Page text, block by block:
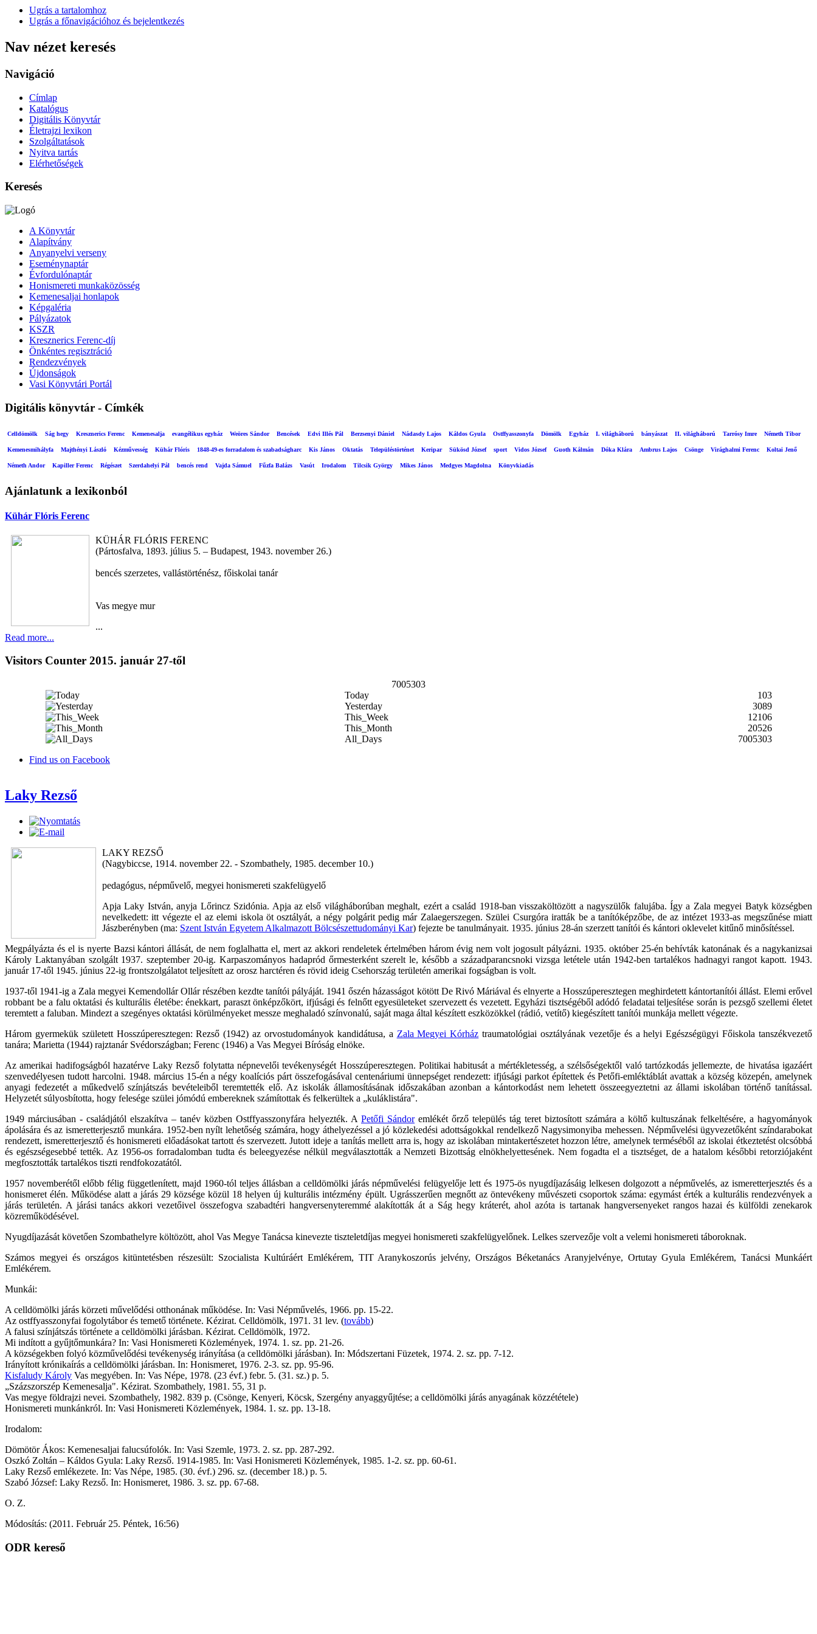
Ugrás a tartalomhoz
Ugrás a főnavigációhoz és bejelentkezés
Nav nézet keresés
Navigáció
Címlap
Katalógus
Digitális Könyvtár
Életrajzi lexikon
Szolgáltatások
Nyitva tartás
Elérhetőségek
Keresés
A Könyvtár
Alapítvány
Anyanyelvi verseny
Eseménynaptár
Évfordulónaptár
Honismereti munkaközösség
Kemenesaljai honlapok
Képgaléria
Pályázatok
KSZR
Kresznerics Ferenc-díj
Önkéntes regisztráció
Rendezvények
Újdonságok
Vasi Könyvtári Portál
Digitális könyvtár - Címkék
Celldömölk Ság hegy Kresznerics Ferenc Kemenesalja evangélikus egyház Weöres Sándor Bencések Edvi Illés Pál Berzsenyi Dániel Nádasdy Lajos Káldos Gyula Ostffyasszonyfa Dömölk Egyház I. világháború bányászat II. világháború Tarrósy Imre Németh Tibor
Kemenesmihályfa Majthényi László Kézművesség Kühár Flóris 1848-49-es forradalom és szabadságharc Kis János Oktatás Településtörténet Keripar Sükösd József sport Vidos József Guoth Kálmán Dóka Klára Ambrus Lajos Csönge Virághalmi Ferenc Koltai Jenő
Németh Andor Kapiller Ferenc Régészet Szerdahelyi Pál bencés rend Vajda Sámuel Fűzfa Balázs Vasút Irodalom Tilcsik György Mikes János Medgyes Magdolna Könyvkiadás
Ajánlatunk a lexikonból
Kühár Flóris Ferenc
KÜHÁR FLÓRIS FERENC
(Pártosfalva, 1893. július 5. – Budapest, 1943. november 26.)
bencés szerzetes, vallástörténész, főiskolai tanár
Vas megye mur
...
Read more...
Visitors Counter 2015. január 27-től
7005303
Today
103
Yesterday
3089
This_Week
12106
This_Month
20526
All_Days
7005303
Find us on Facebook
Laky Rezső
LAKY REZSŐ
(Nagybiccse, 1914. november 22. - Szombathely, 1985. december 10.)
pedagógus, népművelő, megyei honismereti szakfelügyelő
Apja Laky István, anyja Lőrincz Szidónia. Apja az első világháborúban meghalt, ezért a család 1918-ban visszaköltözött a nagyszülők falujába. Így a Zala megyei Batyk községben
nevelkedett: itt végezte el az elemi iskola öt osztályát, a négy polgárit pedig már Zalaegerszegen. Szülei Csurgóra iratták be a tanítóképzőbe, de az intézet 1933-as megszűnése miatt
Jászberényben (ma: Szent István Egyetem Alkalmazott Bölcsészettudományi Kar) fejezte be tanulmányait. 1935. június 28-án szerzett tanítói és kántori oklevelet kitűnő minősítéssel.
Megpályázta és el is nyerte Bazsi kántori állását, de nem foglalhatta el, mert az akkori rendeletek értelmében három évig nem volt jogosult pályázni. 1935. október 25-én behívták katonának és a nagykanizsai
Károly Laktanyában szolgált 1937. szeptember 20-ig. Karpaszományos hadapród őrmesterként szerelt le, később a századparancsnoki vizsga letétele után 1942-ben tartalékos hadnagyi rangot kapott. 1943.
január 17-től 1945. június 22-ig frontszolgálatot teljesített az orosz harctéren és rövid ideig Csehország területén amerikai fogságban is volt.
1937-től 1941-ig a Zala megyei Kemendollár Ollár részében kezdte tanítói pályáját. 1941 őszén házasságot kötött De Rivó Máriával és elnyerte a Hosszúperesztegen meghirdetett kántortanítói állást. Elemi erővel
robbant be a falu oktatási és kulturális életébe: énekkart, paraszt önképzőkört, ifjúsági és felnőtt egyesületeket szervezett és vezetett. Egyházi tisztségéből adódó feladatai teljesítése során is pezsgő szellemi életet
teremtett a faluban. Mindezt a szegényes oktatási körülményeket messze meghaladó színvonalú, saját maga által készített eszközökkel (rádió, vetítő) kiegészített tanítói munkája mellett végezte.
Három gyermekük született Hosszúperesztegen: Rezső (1942) az orvostudományok kandidátusa, a Zala Megyei Kórház traumatológiai osztályának vezetője és a helyi Egészségügyi Főiskola tanszékvezető
tanára; Marietta (1944) rajztanár Svédországban; Ferenc (1946) a Vas Megyei Bíróság elnöke.
Az amerikai hadifogságból hazatérve Laky Rezső folytatta népnevelői tevékenységét Hosszúperesztegen. Politikai habitusát a mértékletesség, a szélsőségektől való tartózkodás jellemezte, de hivatása igazáért
szenvedélyesen tudott harcolni. 1948. március 15-én a négy koalíciós párt összefogásával centenáriumi ünnepséget rendezett: ifjúsági parkot építettek és Petőfi-emléktáblát avattak a község közepén, amelynek
anyagi fedezetét a műkedvelő színjátszás bevételeiből teremtették elő. Az iskolák államosításának időszakában azonban a kántorkodást nem lehetett összeegyeztetni az állami iskolában történő tanítással.
Helyzetét súlyosbította, hogy felesége szülei jómódú embereknek számítottak és felkerültek a „kuláklistára".
1949 márciusában - családjától elszakítva – tanév közben Ostffyasszonyfára helyezték. A Petőfi Sándoremlékét őrző település tág teret biztosított számára a költő kultuszának felkeltésére, a hagyományok
ápolására és az ismeretterjesztő munkára. 1952-ben nyílt lehetőség számára, hogy áthelyezéssel a jó közlekedési adottságokkal rendelkező Nagysimonyiba mehessen. Népművelési ügyvezetőként színdarabokat
rendezett, ismeretterjesztő és honismereti előadásokat tartott és szervezett. Jutott ideje a tanítás mellett arra is, hogy az iskolában mintakertészetet hozzon létre, amelynek terméséből az iskolai étkeztetést olcsóbbá
és egészségesebbé tették. Az 1956-os forradalomban tudta és beleegyezése nélkül megválasztották a Nemzeti Bizottság elnökhelyettesének. Nem fogadta el a tisztséget, de a hatalom későbbi retorziójaként
megfosztották tartalékos tiszti rendfokozatától.
1957 novemberétől előbb félig függetlenített, majd 1960-tól teljes állásban a celldömölki járás népművelési felügyelője lett és 1975-ös nyugdíjazásáig lelkesen dolgozott a népművelés, az ismeretterjesztés és a
honismeret élén. Működése alatt a járás 29 községe közül 18 helyen új kulturális intézmény épült. Ugrásszerűen megnőtt az öntevékeny művészeti csoportok száma: egymást érték a kulturális rendezvények a
járás területén. A járási tanács akkori vezetőivel összefogva szabadtéri hangversenyteremmé alakították át a Ság hegy kráterét, ahol azóta is tartanak hangversenyeket rangos hazai és külföldi zenekarok
közreműködésével.
Nyugdíjazását követően Szombathelyre költözött, ahol Vas Megye Tanácsa kinevezte tiszteletdíjas megyei honismereti szakfelügyelőnek. Lelkes szervezője volt a velemi honismereti táboroknak.
Számos megyei és országos kitüntetésben részesült: Szocialista Kultúráért Emlékérem, TIT Aranykoszorús jelvény, Országos Béketanács Aranyjelvénye, Ortutay Gyula Emlékérem, Tanácsi Munkáért
Emlékérem.
Munkái:
A celldömölki járás körzeti művelődési otthonának működése. In: Vasi Népművelés, 1966. pp. 15-22.
Az ostffyasszonyfai fogolytábor és temető története. Kézirat. Celldömölk, 1971. 31 lev. (tovább)
A falusi színjátszás története a celldömölki járásban. Kézirat. Celldömölk, 1972.
Mi indított a gyűjtőmunkára? In: Vasi Honismereti Közlemények, 1974. 1. sz. pp. 21-26.
A községekben folyó közművelődési tevékenység irányítása (a celldömölki járásban). In: Módszertani Füzetek, 1974. 2. sz. pp. 7-12.
Irányított krónikaírás a celldömölki járásban. In: Honismeret, 1976. 2-3. sz. pp. 95-96.
Kisfaludy Károly Vas megyében. In: Vas Népe, 1978. (23 évf.) febr. 5. (31. sz.) p. 5.
„Százszorszép Kemenesalja". Kézirat. Szombathely, 1981. 55, 31 p.
Vas megye földrajzi nevei. Szombathely, 1982. 839 p. (Csönge, Kenyeri, Köcsk, Szergény anyaggyűjtése; a celldömölki járás anyagának közzététele)
Honismereti munkánkról. In: Vasi Honismereti Közlemények, 1984. 1. sz. pp. 13-18.
Irodalom:
Dömötör Ákos: Kemenesaljai falucsúfolók. In: Vasi Szemle, 1973. 2. sz. pp. 287-292.
Oszkó Zoltán – Káldos Gyula: Laky Rezső. 1914-1985. In: Vasi Honismereti Közlemények, 1985. 1-2. sz. pp. 60-61.
Laky Rezső emlékezete. In: Vas Népe, 1985. (30. évf.) 296. sz. (december 18.) p. 5.
Szabó József: Laky Rezső. In: Honismeret, 1986. 3. sz. pp. 67-68.
O. Z.
Módosítás: (2011. Február 25. Péntek, 16:56)
ODR kereső